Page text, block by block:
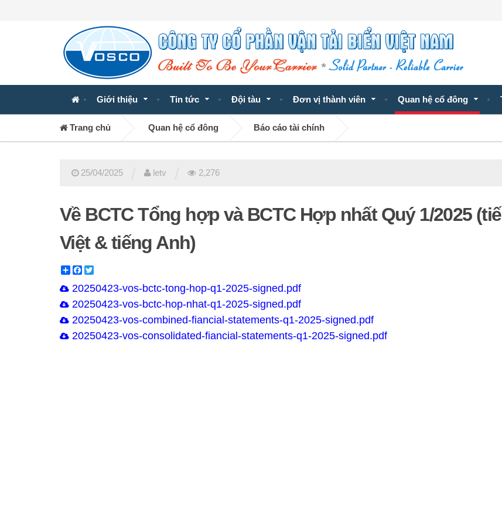
Giới thiệu Tin tức Đội tàu Đơn vị thành viên Quan hệ cổ đông
Trang chủ Quan hệ cổ đông Báo cáo tài chính
25/04/2025 letv 2,276
Về BCTC Tổng hợp và BCTC Hợp nhất Quý 1/2025
Việt & tiếng Anh)
ShareFacebook
20250423-vos-bctc-tong-hop-q1-2025-signed.pdf
20250423-vos-bctc-hop-nhat-q1-2025-signed.pdf
20250423-vos-combined-fiancial-statements-q1-2025-signed.pdf
20250423-vos-consolidated-fiancial-statements-q1-2025-signed.pdf